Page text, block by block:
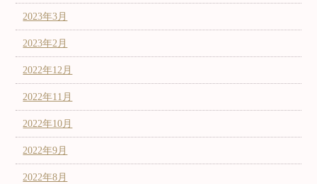
2023年3月
2023年2月
2022年12月
2022年11月
2022年10月
2022年9月
2022年8月